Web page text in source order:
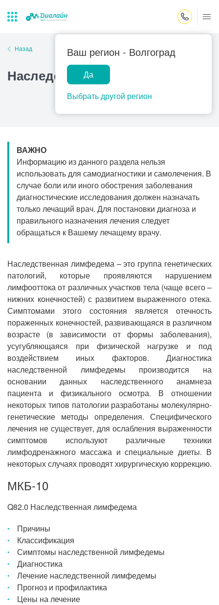
Ваш регион - Волгоград
Да
Выбрать другой регион
Лаборатории
Центр помощи
на дому
Закрыть поиск
Популярные запросы
Прием гинеколога
Прием гастроэнтеролога
Прием офтальмолога
Прием уролога
Прием хирурга
Прием кардиолога
Назад
Наследственная лимфедема
ВАЖНО
Информацию из данного раздела нельзя
использовать для самодиагностики и самолечения. В
случае боли или иного обострения заболевания
диагностические исследования должен назначать
только лечащий врач. Для постановки диагноза и
правильного назначения лечения следует
обращаться к Вашему лечащему врачу.
Наследственная лимфедема – это группа генетических
патологий, которые проявляются нарушением
лимфооттока от различных участков тела (чаще всего –
нижних конечностей) с развитием выраженного отека.
Симптомами этого состояния является отечность
пораженных конечностей, развивающаяся в различном
возрасте (в зависимости от формы заболевания),
усугубляющаяся при физической нагрузке и под
воздействием иных факторов. Диагностика
наследственной лимфедемы производится на
основании данных наследственного анамнеза
пациента и физикального осмотра. В отношении
некоторых типов патологии разработаны молекулярно-
генетические методы определения. Специфического
лечения не существует, для ослабления выраженности
симптомов используют различные техники
лимфодренажного массажа и специальные диеты. В
некоторых случаях проводят хирургическую коррекцию.
МКБ-10
Q82.0 Наследственная лимфедема
Причины
Классификация
Симптомы наследственной лимфедемы
Диагностика
Лечение наследственной лимфедемы
Прогноз и профилактика
Цены на лечение